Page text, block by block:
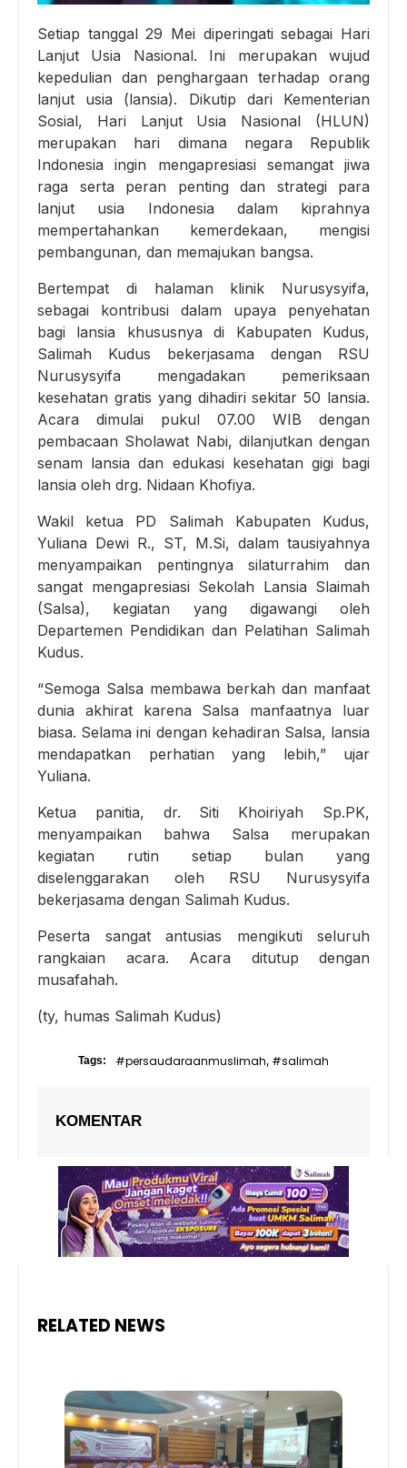
Setiap tanggal 29 Mei diperingati sebagai Hari
Lanjut Usia Nasional. Ini merupakan wujud
kepedulian dan penghargaan terhadap orang
lanjut usia (lansia). Dikutip dari Kementerian
Sosial, Hari Lanjut Usia Nasional (HLUN)
merupakan hari dimana negara Republik
Indonesia ingin mengapresiasi semangat jiwa
raga serta peran penting dan strategi para
lanjut usia Indonesia dalam kiprahnya
mempertahankan kemerdekaan, mengisi
pembangunan, dan memajukan bangsa.
Bertempat di halaman klinik Nurusysyifa,
sebagai kontribusi dalam upaya penyehatan
bagi lansia khususnya di Kabupaten Kudus,
Salimah Kudus bekerjasama dengan RSU
Nurusysyifa mengadakan pemeriksaan
kesehatan gratis yang dihadiri sekitar 50 lansia.
Acara dimulai pukul 07.00 WIB dengan
pembacaan Sholawat Nabi, dilanjutkan dengan
senam lansia dan edukasi kesehatan gigi bagi
lansia oleh drg. Nidaan Khofiya.
Wakil ketua PD Salimah Kabupaten Kudus,
Yuliana Dewi R., ST, M.Si, dalam tausiyahnya
menyampaikan pentingnya silaturrahim dan
sangat mengapresiasi Sekolah Lansia Slaimah
(Salsa), kegiatan yang digawangi oleh
Departemen Pendidikan dan Pelatihan Salimah
Kudus.
“Semoga Salsa membawa berkah dan manfaat
dunia akhirat karena Salsa manfaatnya luar
biasa. Selama ini dengan kehadiran Salsa, lansia
mendapatkan perhatian yang lebih,” ujar
Yuliana.
Ketua panitia, dr. Siti Khoiriyah Sp.PK,
menyampaikan bahwa Salsa merupakan
kegiatan rutin setiap bulan yang
diselenggarakan oleh RSU Nurusysyifa
bekerjasama dengan Salimah Kudus.
Peserta sangat antusias mengikuti seluruh
rangkaian acara. Acara ditutup dengan
musafahah.
(ty, humas Salimah Kudus)
Tags: #persaudaraanmuslimah, #salimah
KOMENTAR
RELATED NEWS